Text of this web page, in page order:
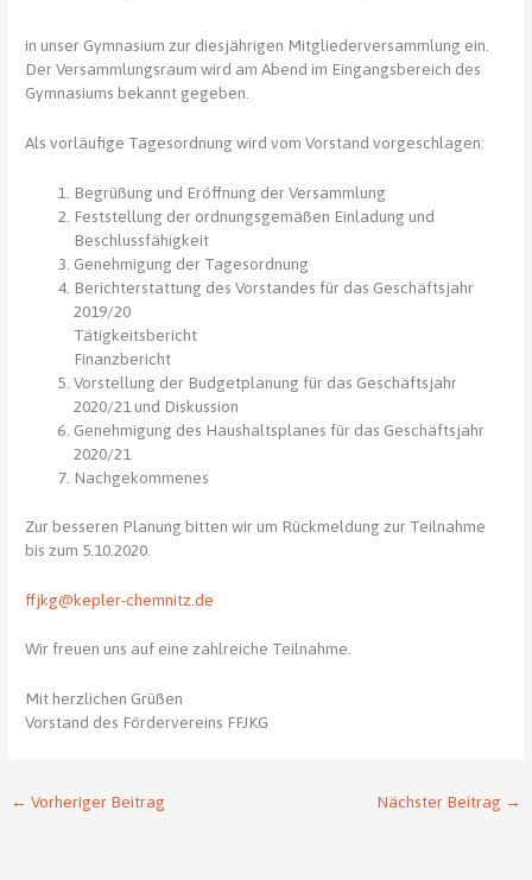
in unser Gymnasium zur diesjährigen Mitgliederversammlung ein.
Der Versammlungsraum wird am Abend im Eingangsbereich des
Gymnasiums bekannt gegeben.
Als vorläufige Tagesordnung wird vom Vorstand vorgeschlagen:
Begrüßung und Eröffnung der Versammlung
Feststellung der ordnungsgemäßen Einladung und
Beschlussfähigkeit
Genehmigung der Tagesordnung
Berichterstattung des Vorstandes für das Geschäftsjahr
2019/20
Tätigkeitsbericht
Finanzbericht
Vorstellung der Budgetplanung für das Geschäftsjahr
2020/21 und Diskussion
Genehmigung des Haushaltsplanes für das Geschäftsjahr
2020/21
Nachgekommenes
Zur besseren Planung bitten wir um Rückmeldung zur Teilnahme
bis zum 5.10.2020.
ffjkg@kepler-chemnitz.de
Wir freuen uns auf eine zahlreiche Teilnahme.
Mit herzlichen Grüßen
Vorstand des Fördervereins FFJKG
← Vorheriger Beitrag Nächster Beitrag →